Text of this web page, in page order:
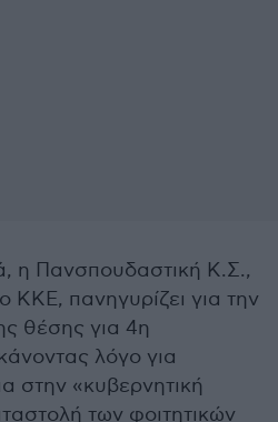
η Πανσπουδαστική Κ.Σ.,
ΚΚΕ, πανηγυρίζει για την
θέσης για 4η
λόγο για
στην «κυβερνητική
των φοιτητικών